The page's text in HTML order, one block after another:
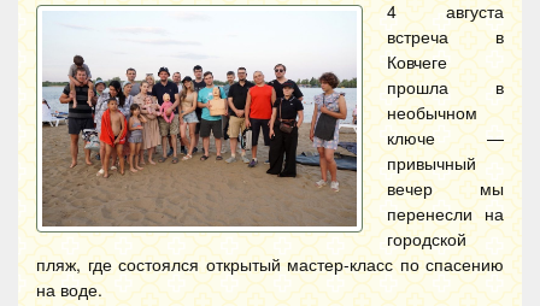
4 августа
встреча в
Ковчеге
прошла в
необычном
ключе —
привычный
вечер мы
перенесли на
городской
пляж, где состоялся открытый мастер-класс по спасению
на воде.